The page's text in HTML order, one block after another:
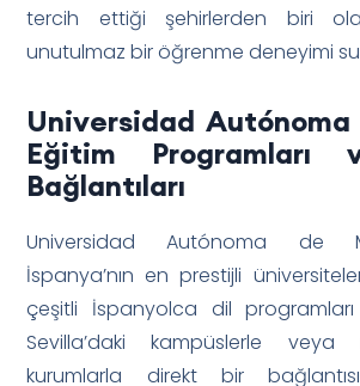
tercih ettiği şehirlerden biri
unutulmaz bir öğrenme deneyimi
Universidad
Eğitim Programları
Bağlantıları
Universidad Autónoma de
İspanya’nın en prestijli
çeşitli İspanyolca dil programları
Sevilla’daki kampüslerle veya
kurumlarla direkt bir